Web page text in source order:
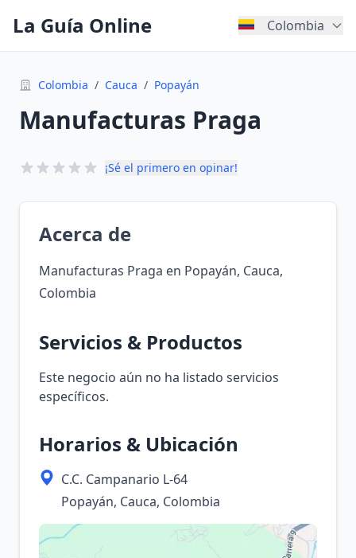
La Guía Online Colombia
Colombia / Cauca / Popayán
Manufacturas Praga
¡Sé el primero en opinar!
Acerca de
Manufacturas Praga en Popayán, Cauca,
Colombia
Servicios & Productos
Este negocio aún no ha listado servicios
específicos.
Horarios & Ubicación
C.C. Campanario L-64
Popayán, Cauca, Colombia